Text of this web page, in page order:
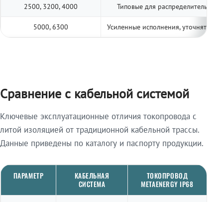
2500, 3200, 4000 Типовые для распределительных
5000, 6300 Усиленные исполнения, уточнять по
Сравнение с кабельной системой
Ключевые эксплуатационные отличия токопровода с
литой изоляцией от традиционной кабельной трассы.
Данные приведены по каталогу и паспорту продукции.
ПАРАМЕТР
КАБЕЛЬНАЯ
СИСТЕМА
ТОКОПРОВОД
METAENERGY IP68